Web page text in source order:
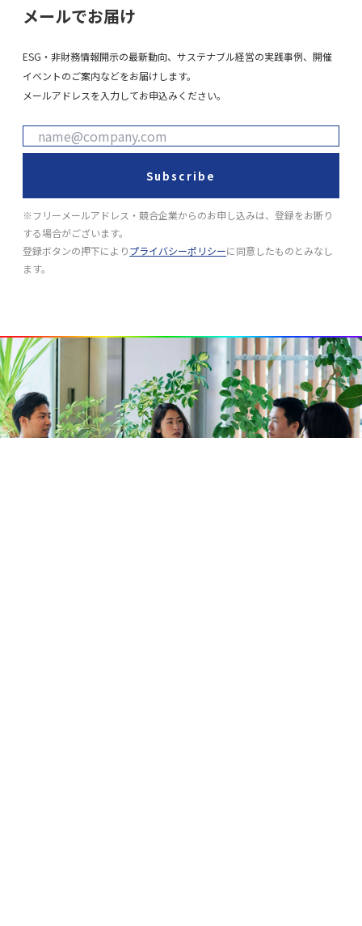
メールでお届け
ESG・非財務情報開示の最新動向、サステナブル経営の実践事例、開催
イベントのご案内などをお届けします。
メールアドレスを入力してお申込みください。
Subscribe
※フリーメールアドレス・競合企業からのお申し込みは、登録をお断り
する場合がございます。
登録ボタンの押下によりプライバシーポリシーに同意したものとみなし
ます。